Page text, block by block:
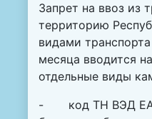
Запрет на ввоз из
территорию
видами
месяца вводится
отдельные виды
- код ТН ВЭД